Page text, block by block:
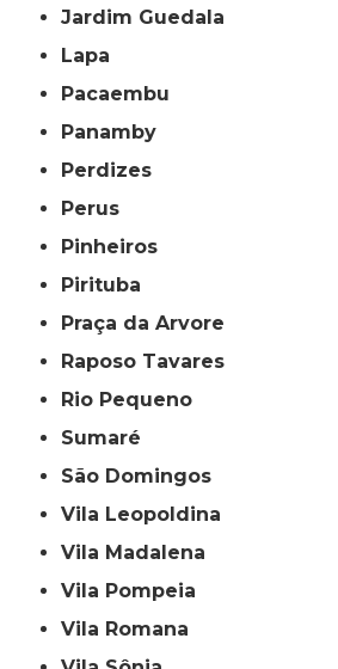
Jardim Guedala
Lapa
Pacaembu
Panamby
Perdizes
Perus
Pinheiros
Pirituba
Praça da Arvore
Raposo Tavares
Rio Pequeno
Sumaré
São Domingos
Vila Leopoldina
Vila Madalena
Vila Pompeia
Vila Romana